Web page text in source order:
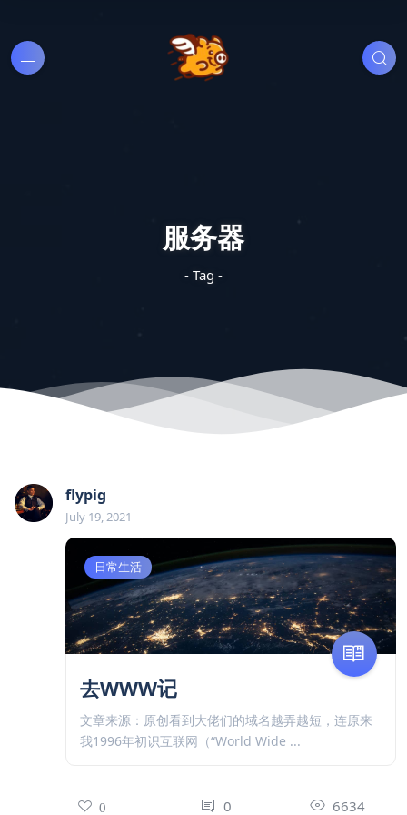
服务器
- Tag -
flypig
July 19, 2021
日常生活
去WWW记
文章来源：原创看到大佬们的域名越弄越短，连原来
我1996年初识互联网（“World Wide ...
0 0 6634